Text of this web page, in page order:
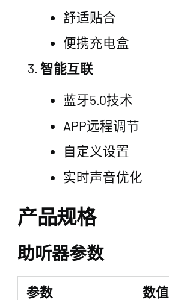
舒适贴合
便携充电盒
智能互联
蓝牙5.0技术
APP远程调节
自定义设置
实时声音优化
产品规格
助听器参数
参数
数值